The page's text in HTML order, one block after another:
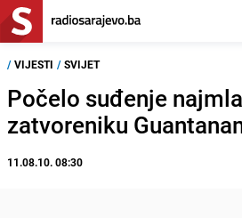
/ VIJESTI / SVIJET
Počelo suđenje
zatvoreniku
11.08.10. 08:30